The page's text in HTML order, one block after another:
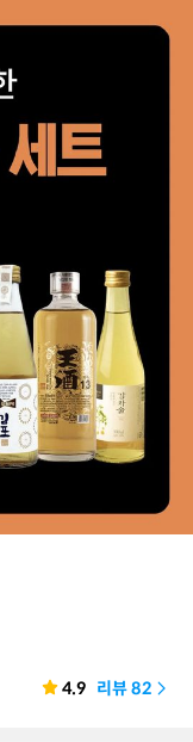
4.9 리뷰82